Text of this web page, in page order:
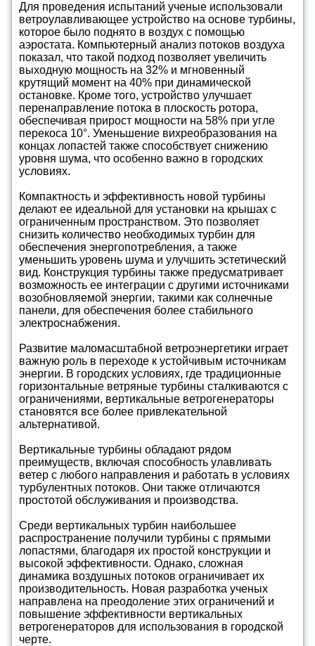
Для проведения испытаний ученые использовали
ветроулавливающее устройство на основе турбины,
которое было поднято в воздух с помощью
аэростата. Компьютерный анализ потоков воздуха
показал, что такой подход позволяет увеличить
выходную мощность на 32% и мгновенный
крутящий момент на 40% при динамической
остановке. Кроме того, устройство улучшает
перенаправление потока в плоскость ротора,
обеспечивая прирост мощности на 58% при угле
перекоса 10°. Уменьшение вихреобразования на
концах лопастей также способствует снижению
уровня шума, что особенно важно в городских
условиях.
Компактность и эффективность новой турбины
делают ее идеальной для установки на крышах с
ограниченным пространством. Это позволяет
снизить количество необходимых турбин для
обеспечения энергопотребления, а также
уменьшить уровень шума и улучшить эстетический
вид. Конструкция турбины также предусматривает
возможность ее интеграции с другими источниками
возобновляемой энергии, такими как солнечные
панели, для обеспечения более стабильного
электроснабжения.
Развитие маломасштабной ветроэнергетики играет
важную роль в переходе к устойчивым источникам
энергии. В городских условиях, где традиционные
горизонтальные ветряные турбины сталкиваются с
ограничениями, вертикальные ветрогенераторы
становятся все более привлекательной
альтернативой.
Вертикальные турбины обладают рядом
преимуществ, включая способность улавливать
ветер с любого направления и работать в условиях
турбулентных потоков. Они также отличаются
простотой обслуживания и производства.
Среди вертикальных турбин наибольшее
распространение получили турбины с прямыми
лопастями, благодаря их простой конструкции и
высокой эффективности. Однако, сложная
динамика воздушных потоков ограничивает их
производительность. Новая разработка ученых
направлена на преодоление этих ограничений и
повышение эффективности вертикальных
ветрогенераторов для использования в городской
черте.